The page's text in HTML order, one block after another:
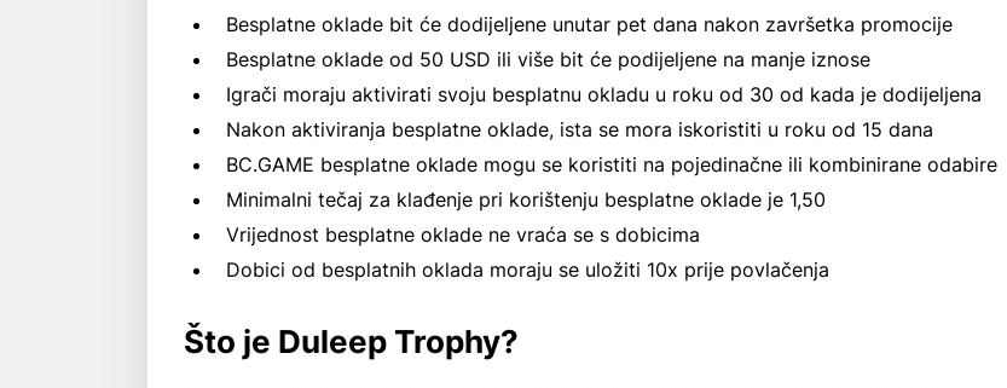
Besplatne oklade bit će dodijeljene unutar pet dana nakon završetka promocije
Besplatne oklade od 50 USD ili više bit će podijeljene na manje iznose
Igrači moraju aktivirati svoju besplatnu okladu u roku od 30 od kada je dodijeljena
Nakon aktiviranja besplatne oklade, ista se mora iskoristiti u roku od 15 dana
BC.GAME besplatne oklade mogu se koristiti na pojedinačne ili kombinirane odabire
Minimalni tečaj za klađenje pri korištenju besplatne oklade je 1,50
Vrijednost besplatne oklade ne vraća se s dobicima
Dobici od besplatnih oklada moraju se uložiti 10x prije povlačenja
Što je Duleep Trophy?